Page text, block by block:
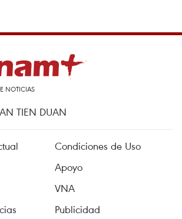
NOTICIAS
TIEN DUAN
Condiciones de Uso
Apoyo
VNA
Publicidad